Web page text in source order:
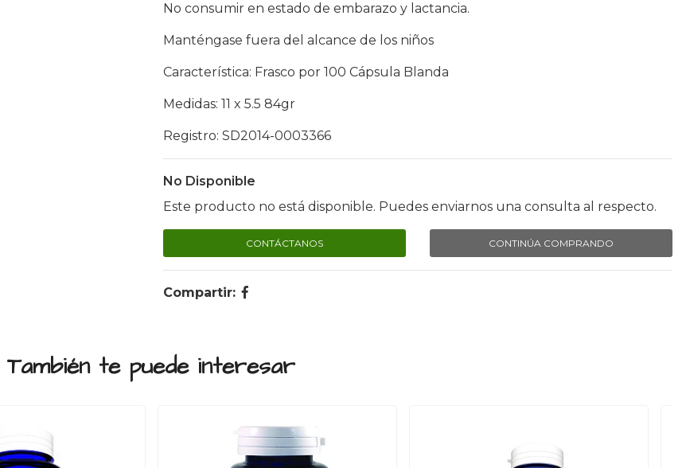
No consumir en estado de embarazo y lactancia.
Manténgase fuera del alcance de los niños
Característica: Frasco por 100 Cápsula Blanda
Medidas: 11 x 5.5 84gr
Registro: SD2014-0003366
No Disponible
Este producto no está disponible. Puedes enviarnos una consulta al respecto.
CONTÁCTANOS CONTINÚA COMPRANDO
Compartir:
También te puede interesar